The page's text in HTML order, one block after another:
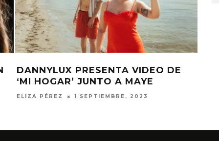
MAYE REVELA SU NUEVO TEMA
‘KALEIDOSCOPE’
ELIZA PÉREZ 3 MARZO, 2023